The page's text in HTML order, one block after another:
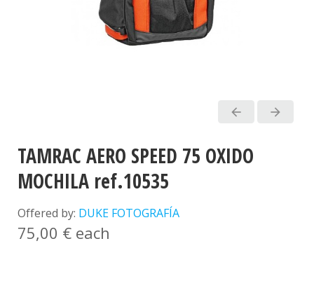
arrow_back arrow_forward
TAMRAC AERO SPEED 75 OXIDO
MOCHILA ref.10535
Offered by: DUKE FOTOGRAFÍA
75,00 € each